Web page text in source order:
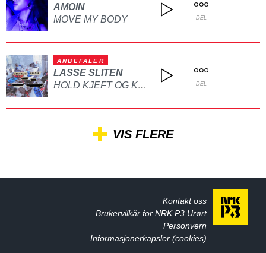
AMOIN
MOVE MY BODY
DEL
ANBEFALER
LASSE SLITEN
HOLD KJEFT OG KYSS MEG DEL
VIS FLERE
Kontakt oss
Brukervilkår for NRK P3 Urørt
Personvern
Informasjonerkapsler (cookies)